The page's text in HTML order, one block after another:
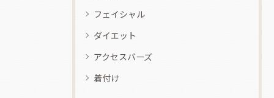
フェイシャル
ダイエット
アクセスバーズ
着付け